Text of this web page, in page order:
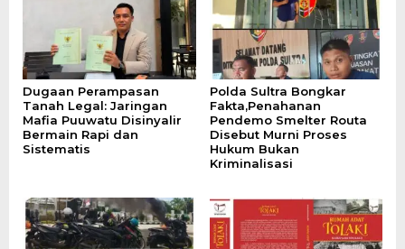
Dugaan Perampasan
Tanah Legal: Jaringan
Mafia Puuwatu Disinyalir
Bermain Rapi dan
Sistematis
Polda Sultra Bongkar
Fakta,Penahanan
Pendemo Smelter Routa
Disebut Murni Proses
Hukum Bukan
Kriminalisasi